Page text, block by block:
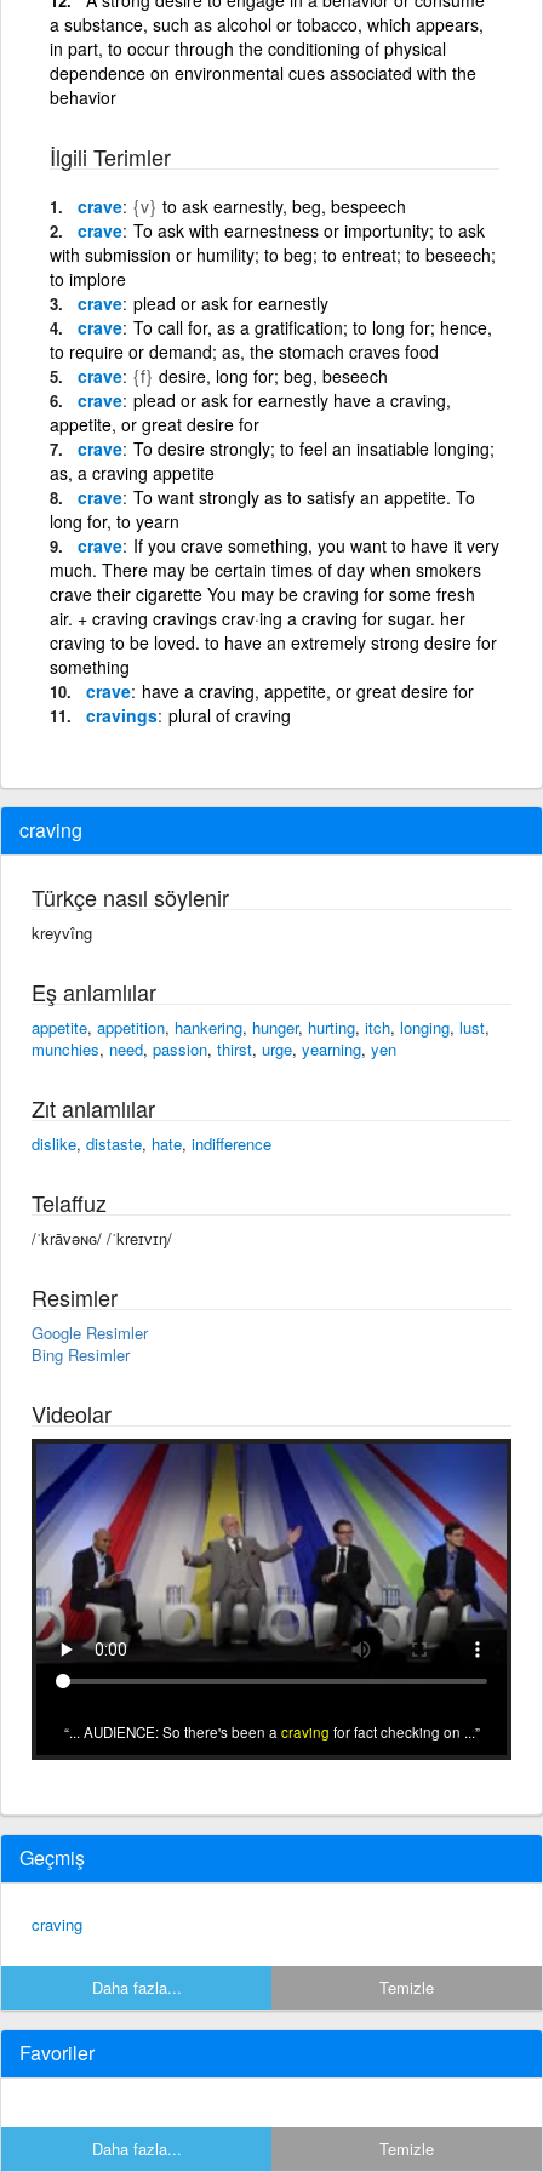
a substance, such as alcohol or tobacco, which appears,
in part, to occur through the conditioning of physical
dependence on environmental cues associated with the
behavior
İlgili Terimler
crave {v} to ask earnestly, beg, bespeech
crave To ask with earnestness or importunity; to ask
with submission or humility; to beg; to entreat; to beseech;
to implore
crave plead or ask for earnestly
crave To call for, as a gratification; to long for; hence,
to require or demand; as, the stomach craves food
crave {f} desire, long for; beg, beseech
crave plead or ask for earnestly have a craving,
appetite, or great desire for
crave To desire strongly; to feel an insatiable longing;
as, a craving appetite
crave To want strongly as to satisfy an appetite. To
long for, to yearn
crave If you crave something, you want to have it very
much. There may be certain times of day when smokers
crave their cigarette You may be craving for some fresh
air. + craving cravings crav·ing a craving for sugar. her
craving to be loved. to have an extremely strong desire for
something
crave have a craving, appetite, or great desire for
cravings plural of craving
craving
Türkçe nasıl söylenir
kreyvîng
Eş anlamlılar
appetite, appetition, hankering, hunger, hurting, itch, longing, lust,
munchies, need, passion, thirst, urge, yearning, yen
Zıt anlamlılar
dislike, distaste, hate, indifference
Telaffuz
/ˈkrāvəɴɢ/ /ˈkreɪvɪŋ/
Resimler
Google Resimler
Bing Resimler
Videolar
... AUDIENCE: So there's been a craving for fact checking on ...
Geçmiş
craving
Daha fazla... Temizle
Favoriler
Daha fazla... Temizle